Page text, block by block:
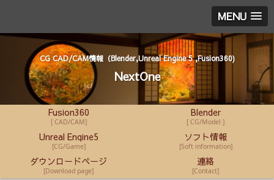
MENU
CG CAD/CAM情報（Blender,Unreal Engine 5 ,Fusion360)
NextOne
Fusion360
[ CAD/CAM]
Blender
[ CG/Model ]
Unreal Engine5
[CG/Game]
ソフト情報
[Soft information]
ダウンロードページ
[Download page]
連絡
[Contact]